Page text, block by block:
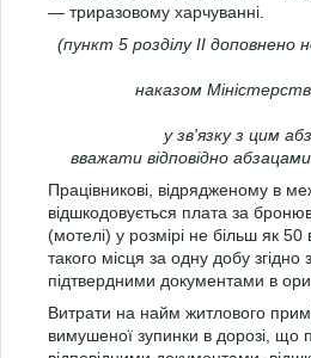
— триразовому харчуванні.
(пункт 5 розділу ІІ
наказом
у зв'язку з цим
вважати відповідно
Працівникові, відрядженому в
відшкодовується плата за
(мотелі) у розмірі не більш як 50
такого місця за одну добу
підтвердними документами в
Витрати на найм житлового
вимушеної зупинки в дорозі, що